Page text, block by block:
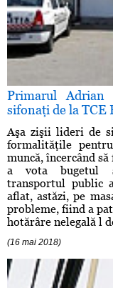
Primarul
sifonaţi de la TCE
Aşa zişii lideri de
formalităţile
muncă, încercând
a vota bugetul
transportul public
aflat, astăzi, pe
probleme, fiind a
hotărâre nelegală l
(16 mai 2018)